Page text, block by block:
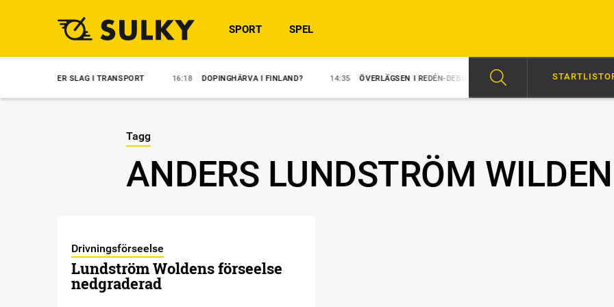
SPORT SPEL
SLAG I TRANSPORT 16:18 DOPINGHÄRVA I FINLAND? 14:35 ÖVERLÄGSEN I REDÉN-DEBUT 14:31 MAJBLOMSTER KOM LÖS EFTER
Tagg
ANDERS LUNDSTRÖM WILDEN
Drivningsförseelse
Lundström Woldens förseelse
nedgraderad